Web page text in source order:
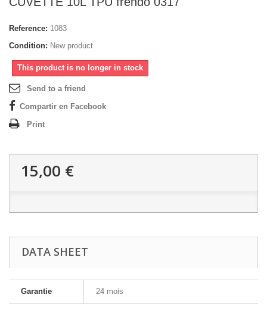
Reference: 1083
Condition: New product
This product is no longer in stock
Send to a friend
Compartir en Facebook
Print
15,00 €
DATA SHEET
Garantie 24 mois